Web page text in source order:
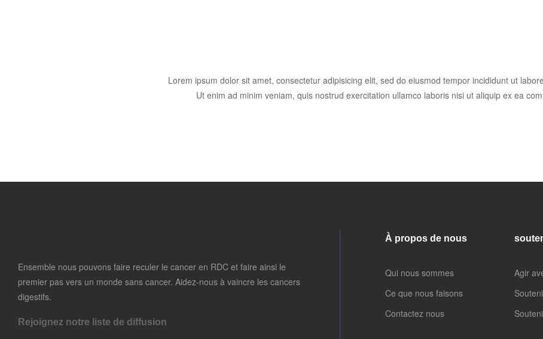
Lorem ipsum dolor sit amet, consectetur adipisicing elit, sed do eiusmod tempor incididunt ut
Ut enim ad minim veniam, quis nostrud exercitation ullamco laboris nisi ut aliquip ex ea
Ensemble nous pouvons faire reculer le cancer en RDC et faire ainsi le
premier pas vers un monde sans cancer. Aidez-nous à vaincre les cancers
digestifs.
Rejoignez notre liste de diffusion
À propos de nous
Qui nous sommes
Ce que nous faisons
Contactez nous
Agir